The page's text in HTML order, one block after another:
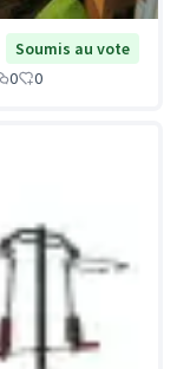
Soumis au vote
0 0